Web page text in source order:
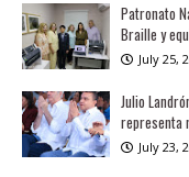
Patronato
Braille y
July 25,
Julio
representa
July 23,